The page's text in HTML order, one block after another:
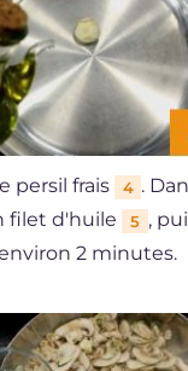
persil frais 4 .
filet d'huile
5 ,
2 minutes.